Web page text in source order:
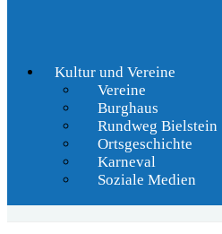
Kultur und Vereine
Vereine
Burghaus
Rundweg Bielstein
Ortsgeschichte
Karneval
Soziale Medien